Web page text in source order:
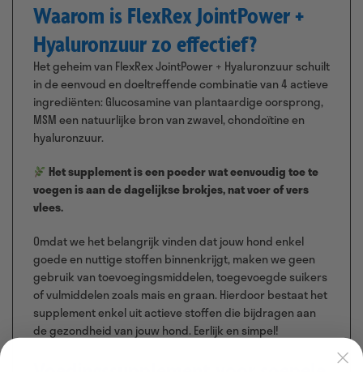
Waarom is FlexRex JointPower +
Hyaluronzuur zo effectief?
Het geheim van FlexRex JointPower + Hyaluronzuur schuilt
in de eenvoud en doeltreffende combinatie van 4 actieve
ingrediënten: Glucosamine van plantaardige oorsprong,
MSM een natuurlijke bron van zwavel, chondoïtine en
hyaluronzuur.
Het supplement is een poeder wat eenvoudig toe te
voegen is aan de dagelijkse brokjes, nat voer of vers
vlees.
Omdat we het belangrijk vinden dat jouw hond enkel
goede en nuttige stoffen binnenkrijgt, maken we geen
gebruik van toevoegingsmiddelen, toegevoegde suikers
of vulmiddelen zoals mais en graan. Hierdoor bestaat het
supplement enkel uit actieve stoffen die bijdragen aan
de gezondheid van jouw hond. Eerlijk en simpel!